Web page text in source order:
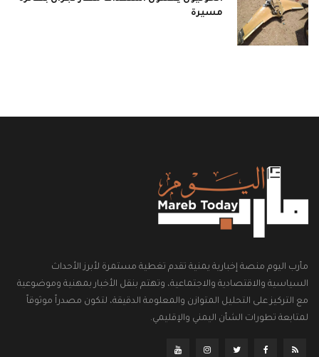
مسيرة
مأرب اليوم منصة إخبارية يمنية تقدم تغطية مستمرة لأبرز الأحداث
السياسية والاقتصادية والاجتماعية، وتهتم بنقل الأخبار بمهنية وموضوعية
مع التركيز على التحليل المتوازن والمعلومة الدقيقة، لتكون مصدراً موثوقاً
لمتابعة تطورات الشأن اليمني والإقليمي.